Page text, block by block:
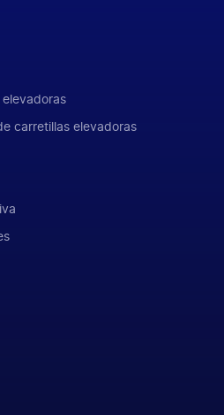
carretillas elevadoras